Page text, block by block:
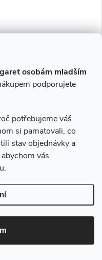
osobám mladším
podporujete
potřebujeme váš
si pamatovali, co
stav objednávky a
vás
Bar Mango a guava
Kč
Skladem
směs plná výrazně
chutí se silně
tóny. Vyzrálé mango a
jsou skvělou kombinací a